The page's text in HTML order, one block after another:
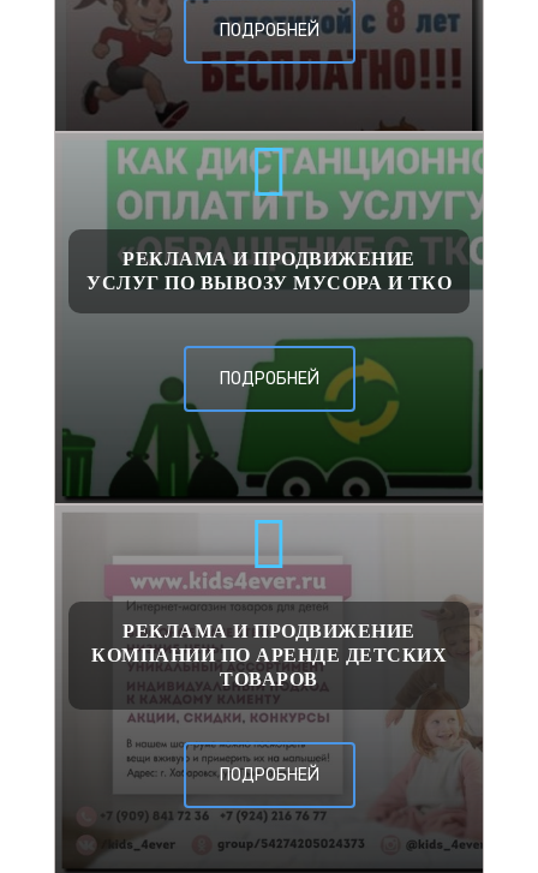
ПОДРОБНЕЙ
РЕКЛАМА И ПРОДВИЖЕНИЕ
УСЛУГ ПО ВЫВОЗУ МУСОРА И ТКО
ПОДРОБНЕЙ
РЕКЛАМА И ПРОДВИЖЕНИЕ
КОМПАНИИ ПО АРЕНДЕ ДЕТСКИХ
ТОВАРОВ
ПОДРОБНЕЙ